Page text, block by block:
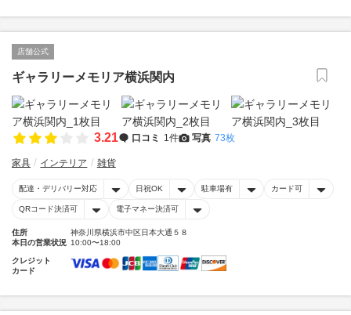
店舗公式
ギャラリーメモリア横浜関内
3.21 口コミ 1件 写真 73枚
家具 インテリア 雑貨
配達・デリバリー対応 日祝OK 駐車場有 カード可
QRコード決済可 電子マネー決済可
住所
神奈川県横浜市中区日本大通５８
本日の営業状況 10:00〜18:00
クレジット
カード